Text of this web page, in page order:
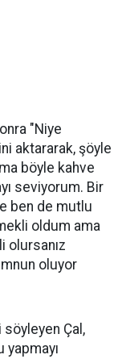
"Niye
aktararak, şöyle
böyle kahve
seviyorum. Bir
ben de mutlu
oldum ama
olursanız
oluyor
Çal,